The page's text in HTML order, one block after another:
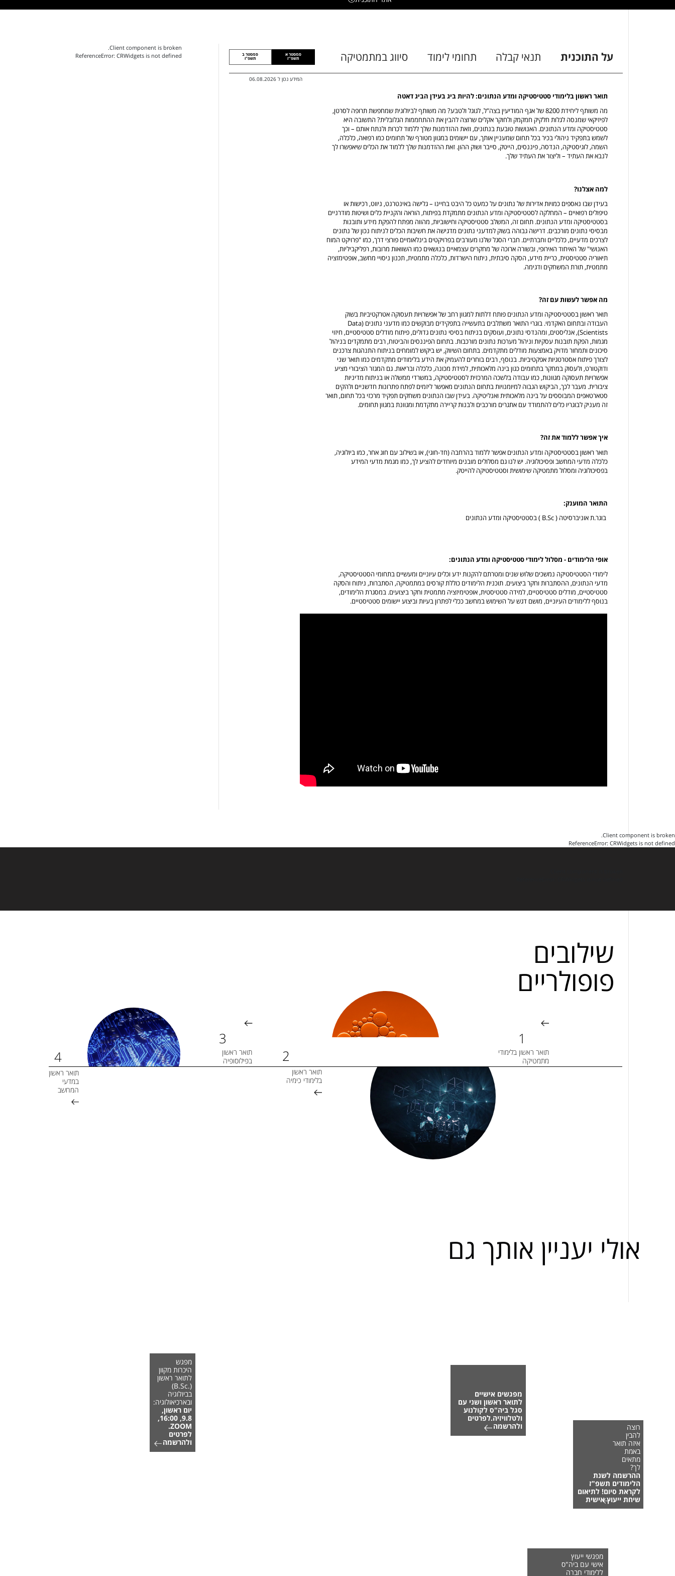
סמסטר א
תשפ"ז
סמסטר ב
תשפ"ו
המידע נכון ל 06.08.2026
על התוכנית תנאי קבלה תחומי לימוד סיווג במתמטיקה
תואר ראשון בלימודי סטטיסטיקה ומדע הנתונים: להיות ביג בעידן הביג דאטה
מה משותף ליחידת 8200 של אגף המודיעין בצה"ל, לגוגל ולטבע? מה משותף לביולוגית שמחפשת תרופה לסרטן,
לפיזיקאי שמנסה לגלות חלקיק חמקמק ולחוקר אקלים שרוצה להבין את ההתחממות הגלובלית? התשובה היא
סטטיסטיקה ומדע הנתונים. האנושות טובעת בנתונים, וזאת ההזדמנות שלך ללמוד לכרות ולנתח אותם – וכך
לשמש בתפקיד ניהולי בכיר בכל תחום שמעניין אותך, עם יישומים במגוון מטורף של תחומים כמו רפואה, כלכלה,
השמה, לוגיסטיקה, הנדסה, פיננסים, הייטק, סייבר ושוק ההון. זאת ההזדמנות שלך ללמוד את הכלים שיאפשרו לך
לנבא את העתיד – וליצור את העתיד שלך.
למה אצלנו?
בעידן שבו נאספים כמויות אדירות של נתונים על כמעט כל היבט בחיינו – גלישה באינטרנט, ניווט, רכישות או
טיפולים רפואיים – המחלקה לסטטיסטיקה ומדע הנתונים מתמקדת בפיתוח, הוראה והקניית כלים ושיטות מודרניים
בסטטיסטיקה ומדע הנתונים. תחום זה, המשלב סטטיסטיקה וחישוביות, מהווה מפתח להפקת מידע ותובנות
מבסיסי נתונים מורכבים. דרישה גבוהה בשוק למדעני נתונים מדגישה את חשיבות הכלים לניתוח נכון של נתונים
לצרכים מדעיים, כלכליים וחברתיים. חברי הסגל שלנו מעורבים בפרויקטים בינלאומיים פורצי דרך, כמו "פרויקט המוח
האנושי" של האיחוד האירופי, ובשורה ארוכה של מחקרים עצמאיים בנושאים כמו השוואות מרובות, רפליקביליות,
תיאוריה סטטיסטית, כריית מידע, הסקה סיבתית, ניתוח הישרדות, כלכלה מתמטית, תכנון ניסויי מחשב, אופטימזציה
מתמטית, תורת המשחקים ודגימה.
מה אפשר לעשות עם זה?
תואר ראשון בסטטיסטיקה ומדע הנתונים פותח דלתות למגוון רחב של אפשרויות תעסוקה אטרקטיביות בשוק
העבודה ובתחום האקדמי. בוגרי התואר משתלבים בתעשייה בתפקידים מבוקשים כמו מדעני נתונים (Data
Scientists), אנליסטים, ומהנדסי נתונים, ועוסקים בניתוח בסיסי נתונים גדולים, פיתוח מודלים סטטיסטיים, חיזוי
מגמות, הפקת תובנות עסקיות וניהול מערכות נתונים מורכבות. בתחום הפיננסים והביטוח, רבים מתמקדים בניהול
סיכונים ותמחור מדויק באמצעות מודלים מתקדמים. בתחום השיווק, יש ביקוש למומחים בניתוח התנהגות צרכנים
לצורך פיתוח אסטרטגיות אפקטיביות. בנוסף, רבים בוחרים להעמיק את הידע בלימודים מתקדמים כמו תואר שני
ודוקטורט, ולעסוק במחקר בתחומים כגון בינה מלאכותית, למידת מכונה, כלכלה ובריאות. גם המגזר הציבורי מציע
אפשרויות תעסוקה מגוונות, כמו עבודה בלשכה המרכזית לסטטיסטיקה, במשרדי ממשלה או בניתוח מדיניות
ציבורית. מעבר לכך, הביקוש הגבוה למיומנויות בתחום הנתונים מאפשר ליזמים לפתח פתרונות חדשניים ולהקים
סטארטאפים המבוססים על בינה מלאכותית ואנליטיקה. בעידן שבו הנתונים משחקים תפקיד מרכזי בכל תחום, תואר
זה מעניק לבוגריו כלים להתמודד עם אתגרים מורכבים ולבנות קריירה מתקדמת ומגוונת במגוון תחומים.
איך אפשר ללמוד את זה?
תואר ראשון בסטטיסטיקה ומדע הנתונים אפשר ללמוד בהרחבה (חד-חוגי), או בשילוב עם חוג אחר, כמו ביולוגיה,
כלכלה מדעי המחשב ופסיכולוגיה. יש לנו גם מסלולים מובנים מיוחדים להציע לך, כמו מגמת מדעי המידע
בפסיכולוגיה ומסלול מתמטיקה שימושית וסטטיסטיקה להייטק.
התואר המוענק:
בוגר.ת אוניברסיטה ( B.Sc ) בסטטיסטיקה ומדע הנתונים
אופי הלימודים - מסלול לימודי סטטיסטיקה ומדע הנתונים:
לימודי הסטטיסטיקה נמשכים שלוש שנים ומטרתם להקנות ידע וכלים עיוניים ומעשיים בתחומי הסטטיסטיקה,
מדעי הנתונים, ההסתברות וחקר ביצועים. תוכנית הלימודים כוללת קורסים במתמטיקה, הסתברות, ניתוח והסקה
סטטיסטיים, מודלים סטטיסטיים, למידה סטטיסטית, אופטימיזציה מתמטית וחקר ביצועים. במסגרת הלימודים,
בנוסף ללימודים העיוניים, מושם דגש על השימוש במחשב ככלי לפתרון בעיות וביצוע יישומים סטטיסטיים.
Client component is broken.
ReferenceError: CRWidgets is not defined
Client component is broken.
ReferenceError: CRWidgets is not defined
שילובים
פופולריים
תואר ראשון
בלימודי כימיה
תואר ראשון
במדעי
המחשב
תואר ראשון בלימודי
מתמטיקה
תואר ראשון
בפילוסופיה
אולי יעניין אותך גם
רוצה
להבין
איזה תואר
באמת
מתאים
לך?
ההרשמה לשנת
הלימודים תשפ"ז
לקראת סיום! לתיאום
שיחת ייעוץ אישית
מפגש
היכרות מקוון
לתואר ראשון
(.B.Sc)
בביולוגיה
ובארכיאולוגיה:
יום ראשון,
9.8, 16:00,
ZOOM.
לפרטים
ולהרשמה
מפגשים אישיים
לתואר ראשון ושני עם
סגל ביה"ס לקולנוע
ולטלוויזיה.לפרטים
ולהרשמה
מפגשי ייעוץ
אישי עם ביה"ס
ללימודי חברה